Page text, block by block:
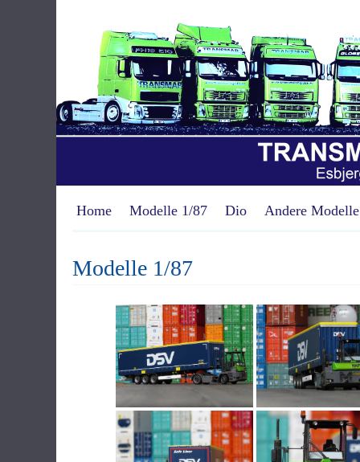
Home Modelle 1/87 Dio Andere Modelle
Modelle 1/87